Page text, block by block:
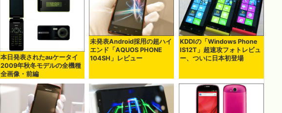
本日発表されたauケータイ
2009年秋冬モデルの全機種
全画像・前編
未発表Android採用の超ハイ
エンド「AQUOS PHONE
104SH」レビュー
KDDIの「Windows Phone
IS12T」超速攻フォトレビュ
ー、ついに日本初登場